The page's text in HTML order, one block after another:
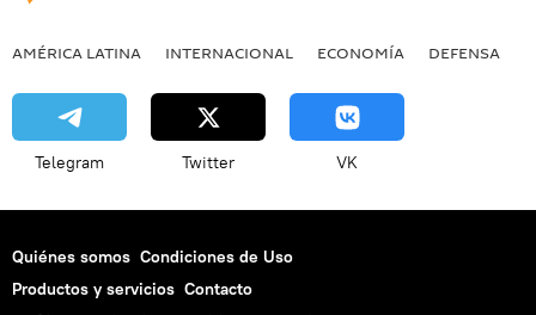
AMÉRICA LATINA INTERNACIONAL ECONOMÍA DEFENSA
Telegram Twitter VK
Quiénes somos Condiciones de Uso
Productos y servicios Contacto